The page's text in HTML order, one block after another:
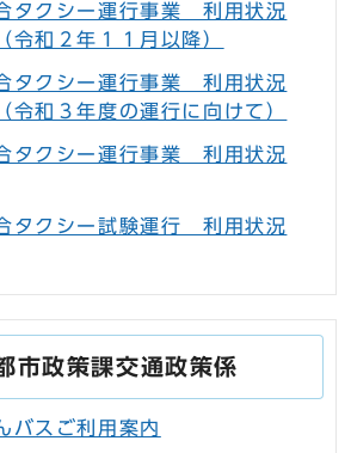
タクシー運行事業 利用状況
令和２年１１月以降）
タクシー運行事業 利用状況
令和３年度の運行に向けて）
タクシー運行事業 利用状況
タクシー試験運行 利用状況
市政策課交通政策係
バスご利用案内